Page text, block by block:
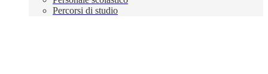
Percorsi di studio